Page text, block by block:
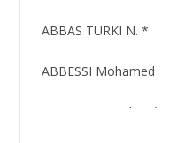
ABBAS TURKI N. *
ABBESSI Mohamed
ABBOUR Azzedine *